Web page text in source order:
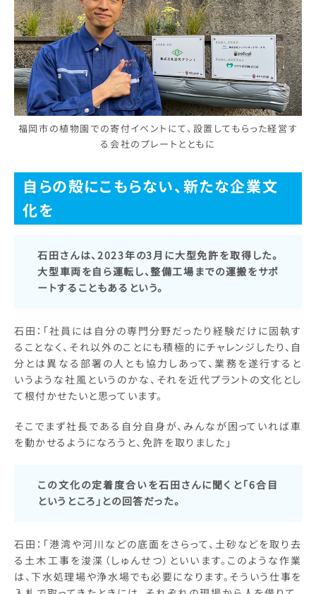
福岡市の植物園での寄付イベントにて、設置してもらった経営す
る会社のプレートとともに
自らの殻にこもらない、新たな企業文
化を
石田さんは、2023年の3月に大型免許を取得した。
大型車両を自ら運転し、整備工場までの運搬をサポ
ートすることもあるという。
石田：「社員には自分の専門分野だったり経験だけに固執す
ることなく、それ以外のことにも積極的にチャレンジしたり、自
分とは異なる部署の人とも協力しあって、業務を遂行すると
いうような社風というのかな、それを近代プラントの文化とし
て根付かせたいと思っています。
そこでまず社長である自分自身が、みんなが困っていれば車
を動かせるようになろうと、免許を取りました」
この文化の定着度合いを石田さんに聞くと「6合目
というところ」との回答だった。
石田：「港湾や河川などの底面をさらって、土砂などを取り去
る土木工事を浚渫（しゅんせつ）といいます。このような作業
は、下水処理場や浄水場でも必要になります。そういう仕事を